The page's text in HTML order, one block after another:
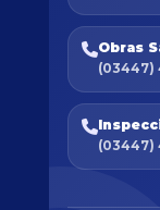
Obras
(03447)
(03447)